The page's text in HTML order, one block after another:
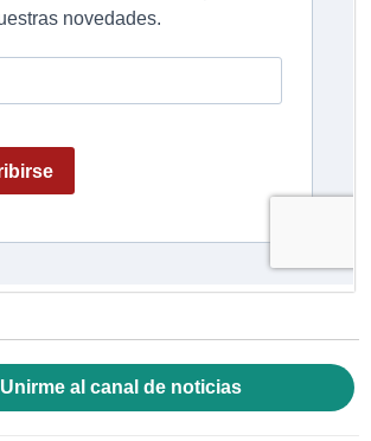
Unirme al canal de noticias